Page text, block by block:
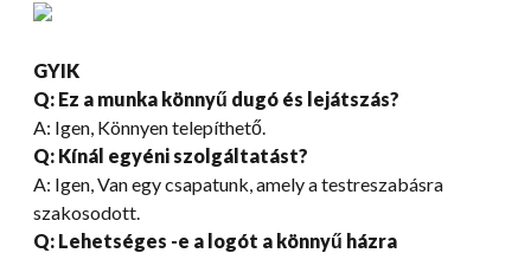
GYIK
Q: Ez a munka könnyű dugó és lejátszás?
A: Igen, Könnyen telepíthető.
Q: Kínál egyéni szolgáltatást?
A: Igen, Van egy csapatunk, amely a testreszabásra
szakosodott.
Q: Lehetséges -e a logót a könnyű házra